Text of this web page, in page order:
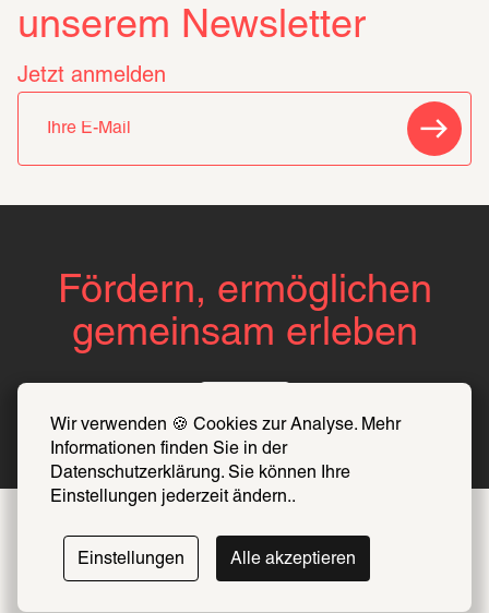
Wir verwenden 🍪 Cookies zur Analyse. Mehr
Informationen finden Sie in der
Datenschutzerklärung. Sie können Ihre
Einstellungen jederzeit ändern..
Einstellungen Alle akzeptieren
unserem Newsletter
Jetzt anmelden
Fördern, ermöglichen
gemeinsam erleben
Folge uns auf Instagram